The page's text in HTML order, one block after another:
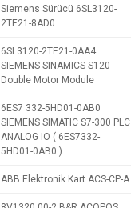
Siemens Sürücü 6SL3120-
2TE21-8AD0
6SL3120-2TE21-0AA4
SIEMENS SINAMICS S120
Double Motor Module
6ES7 332-5HD01-0AB0
SIEMENS SIMATIC S7-300 PLC
ANALOG IO ( 6ES7332-
5HD01-0AB0 )
ABB Elektronik Kart ACS-CP-A